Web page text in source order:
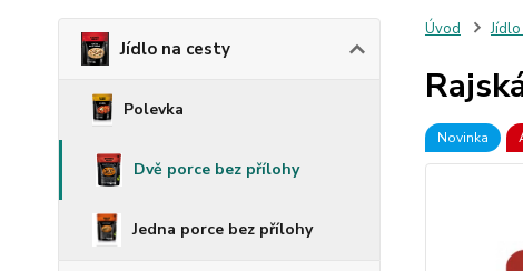
Jídlo na cesty
Polevka
Dvě porce bez přílohy
Jedna porce bez přílohy
Úvod
Novinka